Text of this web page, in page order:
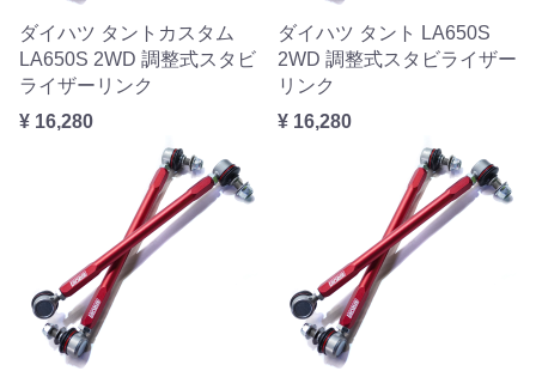
ダイハツ タントカスタム
LA650S 2WD 調整式スタビ
ライザーリンク
¥ 16,280
ダイハツ タント LA650S
2WD 調整式スタビライザー
リンク
¥ 16,280